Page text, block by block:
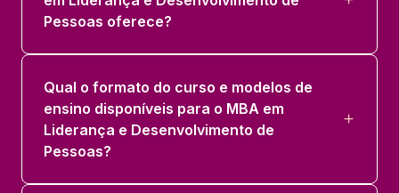
Pessoas oferece?
Qual o formato do curso e modelos de
ensino disponíveis para o MBA em
Liderança e Desenvolvimento de
Pessoas?